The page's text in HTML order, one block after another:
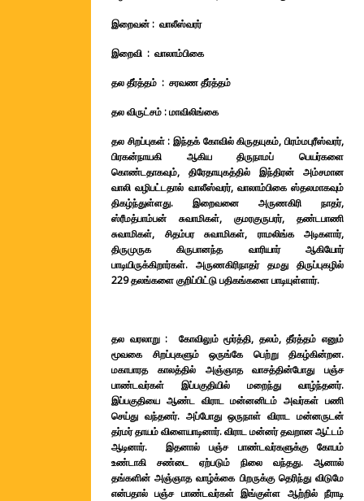
இறைவன் : வாலீஸ்வரர்
இறைவி : வாலாம்பிகை
தல தீர்த்தம் : சரவண தீர்த்தம்
தல விருட்சம் : மாவிலிங்கை
தல சிறப்புகள் : இந்தக் கோவில் கிருதயுகம், பிரம்மபுரீஸ்வரர்,
பிரகன்நாயகி ஆகிய திருநாமப் பெயர்களை
கொண்டதாகவும், திரேதாயுகத்தில் இந்திரன் அம்சமான
வாலி வழிபட்டதால் வாலீஸ்வரர், வாலாம்பிகை ஸ்தலமாகவும்
திகழ்ந்துள்ளது. இறைவனை அருணகிரி நாதர்,
ஸ்ரீமத்பாம்பன் சுவாமிகள், குமரகுருபரர், தண்டபாணி
சுவாமிகள், சிதம்பர சுவாமிகள், ராமலிங்க அடிகளார்,
திருமுருக கிருபானந்த வாரியார் ஆகியோர்
பாடியிருக்கிறார்கள். அருணகிரிநாதர் தமது திருப்புகழில்
229 தலங்களை குறிப்பிட்டு பதிகங்களை பாடியுள்ளார்.
தல வரலாறு : கோவிலும் மூர்த்தி, தலம், தீர்த்தம் எனும்
மூவகை சிறப்புகளும் ஒருங்கே பெற்று திகழ்கின்றன.
மகாபாரத காலத்தில் அஞ்ஞாத வாசத்தின்போது பஞ்ச
பாண்டவர்கள் இப்பகுதியில் மறைந்து வாழ்ந்தனர்.
இப்பகுதியை ஆண்ட விராட மன்னனிடம் அவர்கள் பணி
செய்து வந்தனர். அப்போது ஒருநாள் விராட மன்னருடன்
தர்மர் தாயம் விளையாடினார். விராட மன்னர் தவறான ஆட்டம்
ஆடினார். இதனால் பஞ்ச பாண்டவர்களுக்கு கோபம்
உண்டாகி சண்டை ஏற்படும் நிலை வந்தது. ஆனால்
தங்களின் அஞ்ஞாத வாழ்க்கை பிறருக்கு தெரிந்து விடுமே
என்பதால் பஞ்ச பாண்டவர்கள் இங்குள்ள ஆற்றில் நீராடி